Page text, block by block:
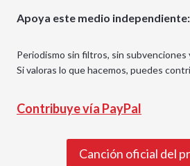
Apoya este medio independiente:
Periodismo sin filtros, sin subvenciones
Si valoras lo que hacemos, puedes
Contribuye vía PayPal
Canción oficial del